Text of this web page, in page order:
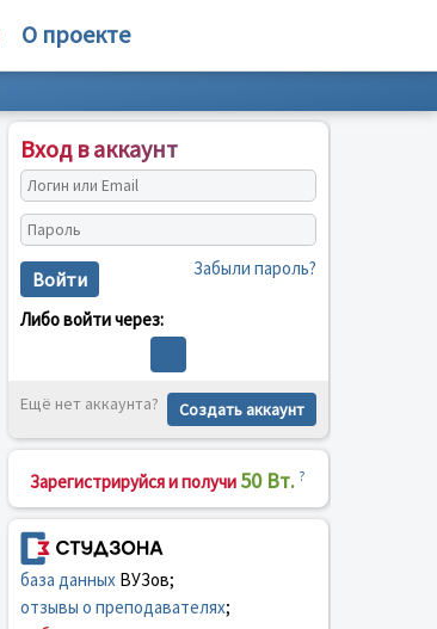
О проекте
Вход в аккаунт
Войти Забыли пароль?
Либо войти через:
Ещё нет аккаунта? Создать аккаунт
Зарегистрируйся и получи 50 Вт. ?
база данныхВУЗов;
отзывы о преподавателях;